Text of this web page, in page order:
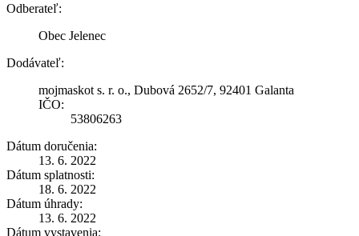
Odberateľ:
Obec Jelenec
Dodávateľ:
mojmaskot s. r. o., Dubová 2652/7, 92401 Galanta
IČO:
53806263
Dátum doručenia:
13. 6. 2022
Dátum splatnosti:
18. 6. 2022
Dátum úhrady:
13. 6. 2022
Dátum vystavenia: